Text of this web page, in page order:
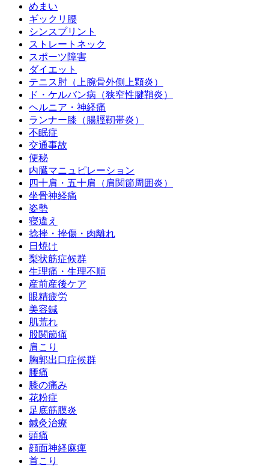
めまい
ギックリ腰
シンスプリント
ストレートネック
スポーツ障害
ダイエット
テニス肘（上腕骨外側上顆炎）
ド・ケルバン病（狭窄性腱鞘炎）
ヘルニア・神経痛
ランナー膝（腸脛靭帯炎）
不眠症
交通事故
便秘
内臓マニュピレーション
四十肩・五十肩（肩関節周囲炎）
坐骨神経痛
姿勢
寝違え
捻挫・挫傷・肉離れ
日焼け
梨状筋症候群
生理痛・生理不順
産前産後ケア
眼精疲労
美容鍼
肌荒れ
股関節痛
肩こり
胸郭出口症候群
腰痛
膝の痛み
花粉症
足底筋膜炎
鍼灸治療
頭痛
顔面神経麻痺
首こり